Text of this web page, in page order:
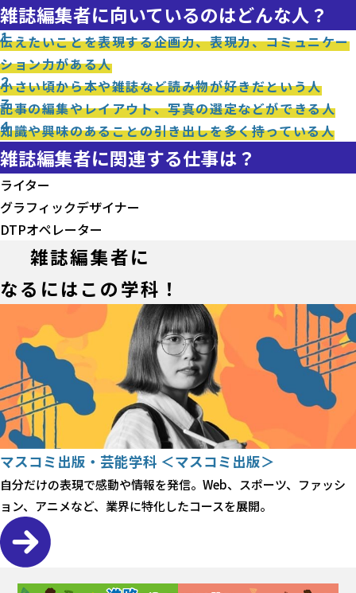
雑誌編集者に向いているのはどんな人？
1
伝えたいことを表現する企画力、表現力、コミュニケー
ション力がある人
2
小さい頃から本や雑誌など読み物が好きだという人
3
記事の編集やレイアウト、写真の選定などができる人
4
知識や興味のあることの引き出しを多く持っている人
雑誌編集者に関連する仕事は？
ライター
グラフィックデザイナー
DTPオペレーター
雑誌編集者に
なるにはこの学科！
マスコミ出版・芸能学科 ＜マスコミ出版＞
自分だけの表現で感動や情報を発信。Web、スポーツ、ファッシ
ョン、アニメなど、業界に特化したコースを展開。